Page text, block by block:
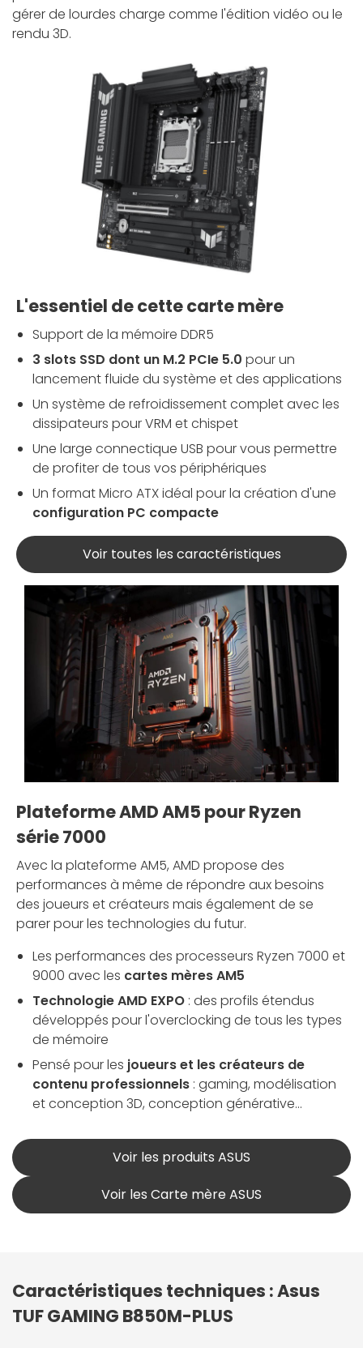
gérer de lourdes charge comme l'édition vidéo ou le
rendu 3D.
L'essentiel de cette carte mère
Support de la mémoire DDR5
3 slots SSD dont un M.2 PCIe 5.0 pour un
lancement fluide du système et des applications
Un système de refroidissement complet avec les
dissipateurs pour VRM et chispet
Une large connectique USB pour vous permettre
de profiter de tous vos périphériques
Un format Micro ATX idéal pour la création d'une
configuration PC compacte
Voir toutes les caractéristiques
Plateforme AMD AM5 pour Ryzen
série 7000
Avec la plateforme AM5, AMD propose des
performances à même de répondre aux besoins
des joueurs et créateurs mais également de se
parer pour les technologies du futur.
Les performances des processeurs Ryzen 7000 et
9000 avec les cartes mères AM5
Technologie AMD EXPO : des profils étendus
développés pour l'overclocking de tous les types
de mémoire
Pensé pour les joueurs et les créateurs de
contenu professionnels : gaming, modélisation
et conception 3D, conception générative...
Voir les produits ASUS
Voir les Carte mère ASUS
Caractéristiques techniques : Asus
TUF GAMING B850M-PLUS